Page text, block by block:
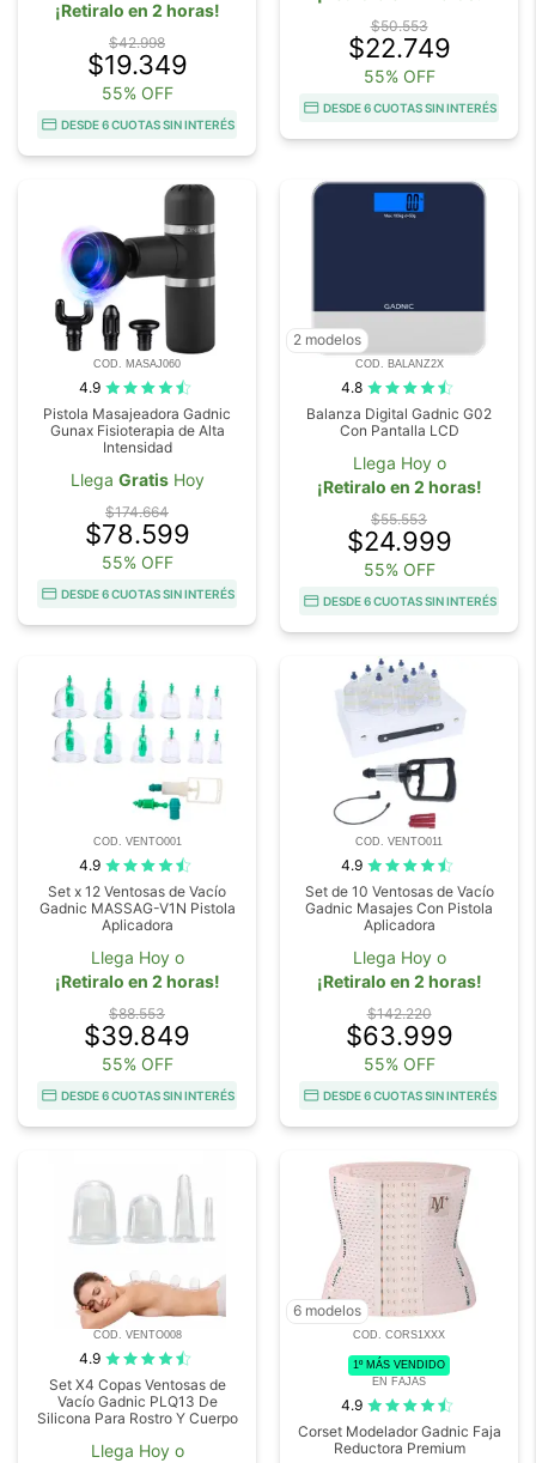
¡Retiralo en 2 horas!
$42.998
$19.349
55% OFF
DESDE 6 CUOTAS SIN INTERÉS
$50.553
$22.749
55% OFF
DESDE 6 CUOTAS SIN INTERÉS
COD. MASAJ060
4.9
Pistola Masajeadora Gadnic
Gunax Fisioterapia de Alta
Intensidad
Llega GratisHoy
$174.664
$78.599
55% OFF
DESDE 6 CUOTAS SIN INTERÉS
2 modelos
COD. BALANZ2X
4.8
Balanza Digital Gadnic G02
Con Pantalla LCD
Llega Hoy o
¡Retiralo en 2 horas!
$55.553
$24.999
55% OFF
DESDE 6 CUOTAS SIN INTERÉS
COD. VENTO001
4.9
Set x 12 Ventosas de Vacío
Gadnic MASSAG-V1N Pistola
Aplicadora
Llega Hoy o
¡Retiralo en 2 horas!
$88.553
$39.849
55% OFF
DESDE 6 CUOTAS SIN INTERÉS
COD. VENTO011
4.9
Set de 10 Ventosas de Vacío
Gadnic Masajes Con Pistola
Aplicadora
Llega Hoy o
¡Retiralo en 2 horas!
$142.220
$63.999
55% OFF
DESDE 6 CUOTAS SIN INTERÉS
COD. VENTO008
4.9
Set X4 Copas Ventosas de
Vacío Gadnic PLQ13 De
Silicona Para Rostro Y Cuerpo
Llega Hoy o
6 modelos
COD. CORS1XXX
1º MÁS VENDIDO
EN FAJAS
4.9
Corset Modelador Gadnic Faja
Reductora Premium